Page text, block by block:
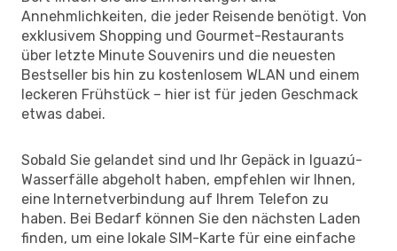
Annehmlichkeiten, die jeder Reisende benötigt. Von
exklusivem Shopping und Gourmet-Restaurants
über letzte Minute Souvenirs und die neuesten
Bestseller bis hin zu kostenlosem WLAN und einem
leckeren Frühstück – hier ist für jeden Geschmack
etwas dabei.
Sobald Sie gelandet sind und Ihr Gepäck in Iguazú-
Wasserfälle abgeholt haben, empfehlen wir Ihnen,
eine Internetverbindung auf Ihrem Telefon zu
haben. Bei Bedarf können Sie den nächsten Laden
finden, um eine lokale SIM-Karte für eine einfache